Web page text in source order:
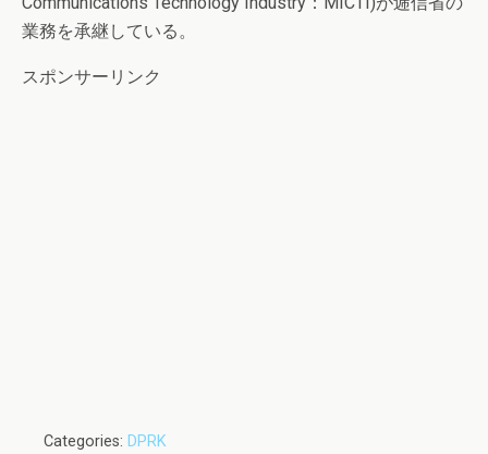
業務を承継している。
スポンサーリンク
Categories: DPRK